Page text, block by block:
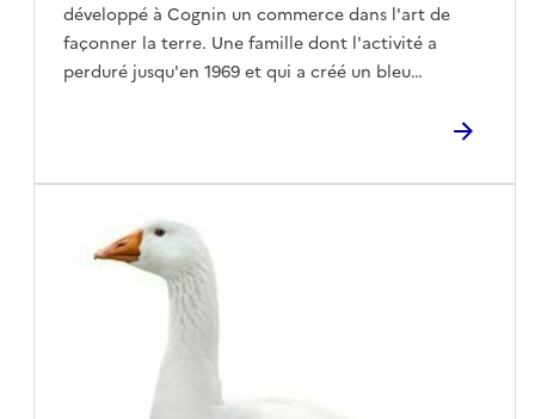
développé à Cognin un commerce dans l'art de
façonner la terre. Une famille dont l'activité a
perduré jusqu'en 1969 et qui a créé un bleu